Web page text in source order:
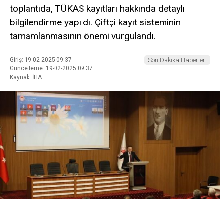
toplantıda, TÜKAS kayıtları hakkında detaylı
bilgilendirme yapıldı. Çiftçi kayıt sisteminin
tamamlanmasının önemi vurgulandı.
Giriş: 19-02-2025 09:37
Güncelleme: 19-02-2025 09:37
Kaynak: İHA
Son Dakika Haberleri